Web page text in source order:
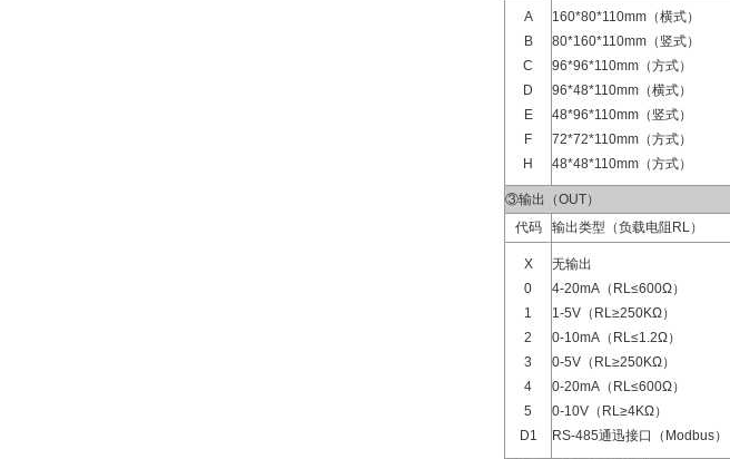
A
B
C
D
E
F
H
160*80*110mm（横式）
80*160*110mm（竖式）
96*96*110mm（方式）
96*48*110mm（横式）
48*96*110mm（竖式）
72*72*110mm（方式）
48*48*110mm（方式）
③输出（OUT）
代码
输出类型（负载电阻RL）
X
0
1
2
3
4
5
D1
无输出
4-20mA（RL≤600Ω）
1-5V（RL≥250KΩ）
0-10mA（RL≤1.2Ω）
0-5V（RL≥250KΩ）
0-20mA（RL≤600Ω）
0-10V（RL≥4KΩ）
RS-485通迅接口（Modbus）